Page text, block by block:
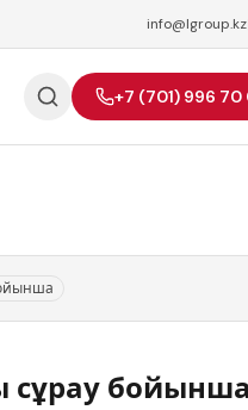
info@lgroup.kz
+7 (701) 996 70
сұрау бойынша